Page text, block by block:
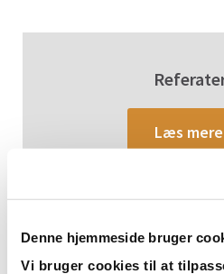
Denne hjemmeside bruger
Vi bruger cookies til at
Læs